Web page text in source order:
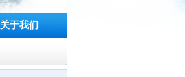
关于我们